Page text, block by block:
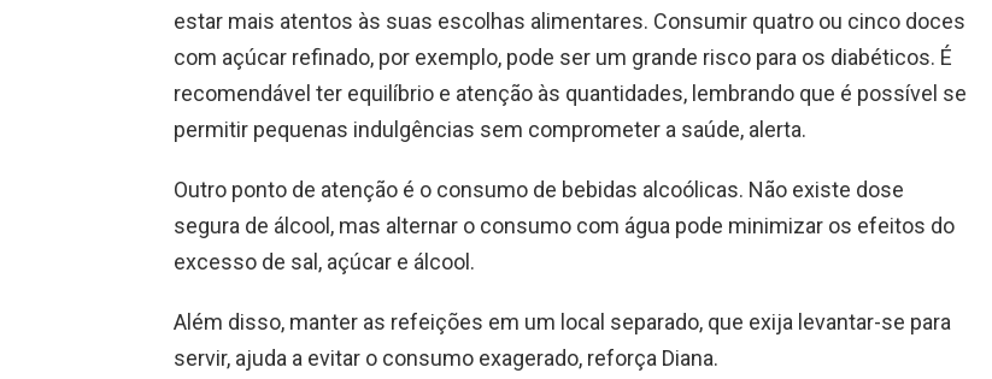
estar mais atentos às suas escolhas alimentares. Consumir quatro ou cinco doces
com açúcar refinado, por exemplo, pode ser um grande risco para os diabéticos. É
recomendável ter equilíbrio e atenção às quantidades, lembrando que é possível se
permitir pequenas indulgências sem comprometer a saúde, alerta.
Outro ponto de atenção é o consumo de bebidas alcoólicas. Não existe dose
segura de álcool, mas alternar o consumo com água pode minimizar os efeitos do
excesso de sal, açúcar e álcool.
Além disso, manter as refeições em um local separado, que exija levantar-se para
servir, ajuda a evitar o consumo exagerado, reforça Diana.